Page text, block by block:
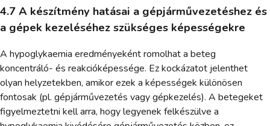
4.7 A készítmény hatásai a gépjárművezetéshez és
a gépek kezeléséhez szükséges képességekre
A hypoglykaemia eredményeként romolhat a beteg
koncentráló- és reakcióképessége. Ez kockázatot jelenthet
olyan helyzetekben, amikor ezek a képességek különösen
fontosak (pl. gépjárművezetés vagy gépkezelés). A betegeket
figyelmeztetni kell arra, hogy legyenek felkészülve a